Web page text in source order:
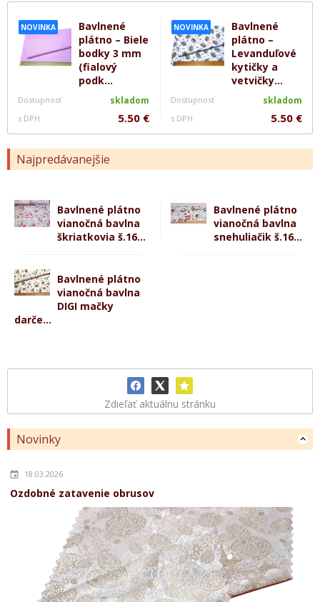
NOVINKA
Bavlnené
plátno – Biele
bodky 3 mm
(fialový
podk...
Dostupnosť skladom
s DPH 5.50 €
NOVINKA
Bavlnené
plátno –
Levanduľové
kytičky a
vetvičky...
Dostupnosť skladom
s DPH 5.50 €
Najpredávanejšie
Bavlnené plátno
vianočná bavlna
škriatkovia š.16...
Bavlnené plátno
vianočná bavlna
snehuliačik š.16...
Bavlnené plátno
vianočná bavlna
DIGI mačky
darče...
Zdieľať aktuálnu stránku
Novinky
18.03.2026
Ozdobné zatavenie obrusov